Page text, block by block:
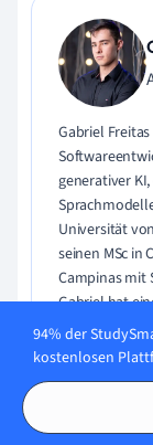
Gabriel
generativer
Universität
seinen MSc
Campinas mit
Gabriel hat
Engineering
Embedded AI
94% der
kostenlosen